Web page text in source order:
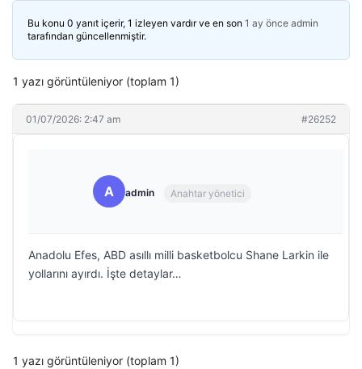
Bu konu 0 yanıt içerir, 1 izleyen vardır ve en son 1 ay önce admin
tarafından güncellenmiştir.
1 yazı görüntüleniyor (toplam 1)
01/07/2026: 2:47 am #26252
A admin Anahtar yönetici
Anadolu Efes, ABD asıllı milli basketbolcu Shane Larkin ile
yollarını ayırdı. İşte detaylar…
1 yazı görüntüleniyor (toplam 1)